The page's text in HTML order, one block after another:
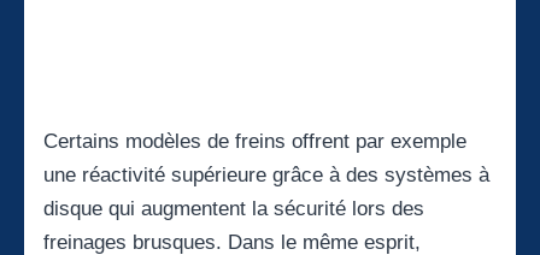
Certains modèles de freins offrent par exemple
une réactivité supérieure grâce à des systèmes à
disque qui augmentent la sécurité lors des
freinages brusques. Dans le même esprit,